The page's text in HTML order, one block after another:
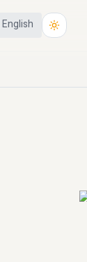
English